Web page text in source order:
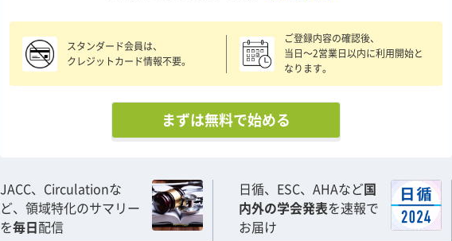
スタンダード会員は、
クレジットカード情報不要。
ご登録内容の確認後、
当日〜2営業日以内に利用開始と
なります。
まずは無料で始める
JACC、Circulationな
ど、領域特化のサマリー
を毎日 配信
日循、ESC、AHAなど国
内外の学会発表を速報で
お届け